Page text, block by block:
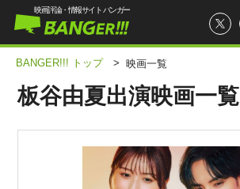
映画評論・情報サイト バンガー
BANGER!!! トップ > 映画一覧
板谷由夏出演映画一覧